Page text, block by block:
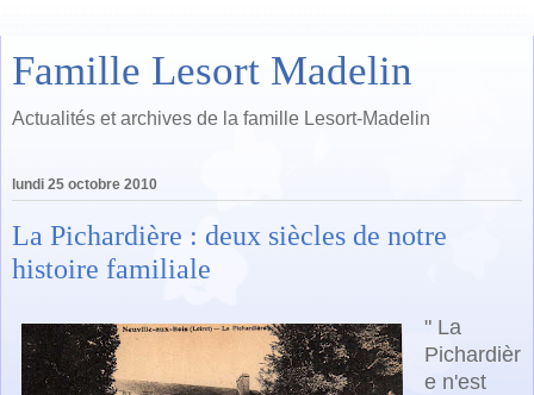
Famille Lesort Madelin
Actualités et archives de la famille Lesort-Madelin
lundi 25 octobre 2010
La Pichardière : deux siècles de notre
histoire familiale
" La
Pichardièr
e n'est